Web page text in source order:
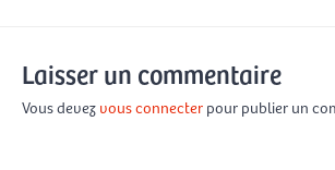
Laisser un commentaire
Vous devezvous connecterpour publier un